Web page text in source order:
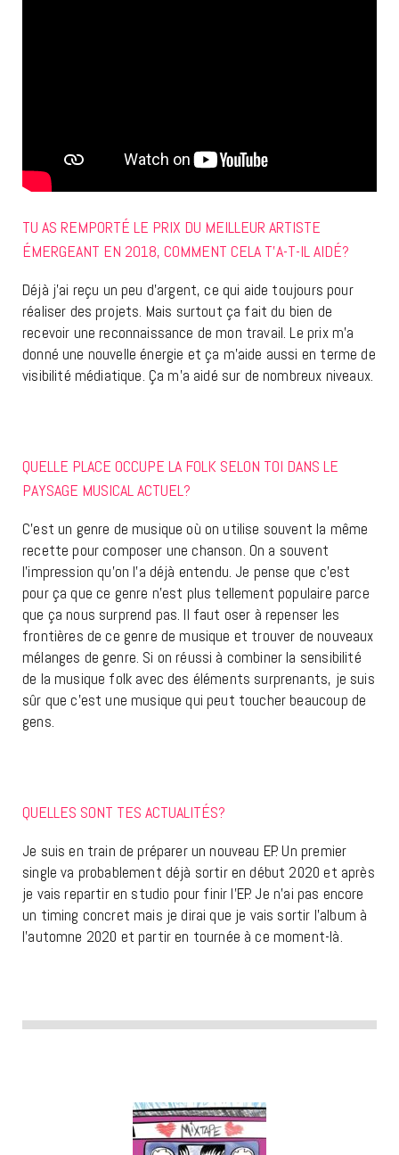
TU AS REMPORTÉ LE PRIX DU MEILLEUR ARTISTE
ÉMERGEANT EN 2018, COMMENT CELA T’A-T-IL AIDÉ?
Déjà j’ai reçu un peu d’argent, ce qui aide toujours pour
réaliser des projets. Mais surtout ça fait du bien de
recevoir une reconnaissance de mon travail. Le prix m’a
donné une nouvelle énergie et ça m’aide aussi en terme de
visibilité médiatique. Ça m’a aidé sur de nombreux niveaux.
QUELLE PLACE OCCUPE LA FOLK SELON TOI DANS LE
PAYSAGE MUSICAL ACTUEL?
C’est un genre de musique où on utilise souvent la même
recette pour composer une chanson. On a souvent
l’impression qu’on l’a déjà entendu. Je pense que c’est
pour ça que ce genre n’est plus tellement populaire parce
que ça nous surprend pas. Il faut oser à repenser les
frontières de ce genre de musique et trouver de nouveaux
mélanges de genre. Si on réussi à combiner la sensibilité
de la musique folk avec des éléments surprenants, je suis
sûr que c’est une musique qui peut toucher beaucoup de
gens.
QUELLES SONT TES ACTUALITÉS?
Je suis en train de préparer un nouveau EP. Un premier
single va probablement déjà sortir en début 2020 et après
je vais repartir en studio pour finir l’EP. Je n’ai pas encore
un timing concret mais je dirai que je vais sortir l’album à
l’automne 2020 et partir en tournée à ce moment-là.